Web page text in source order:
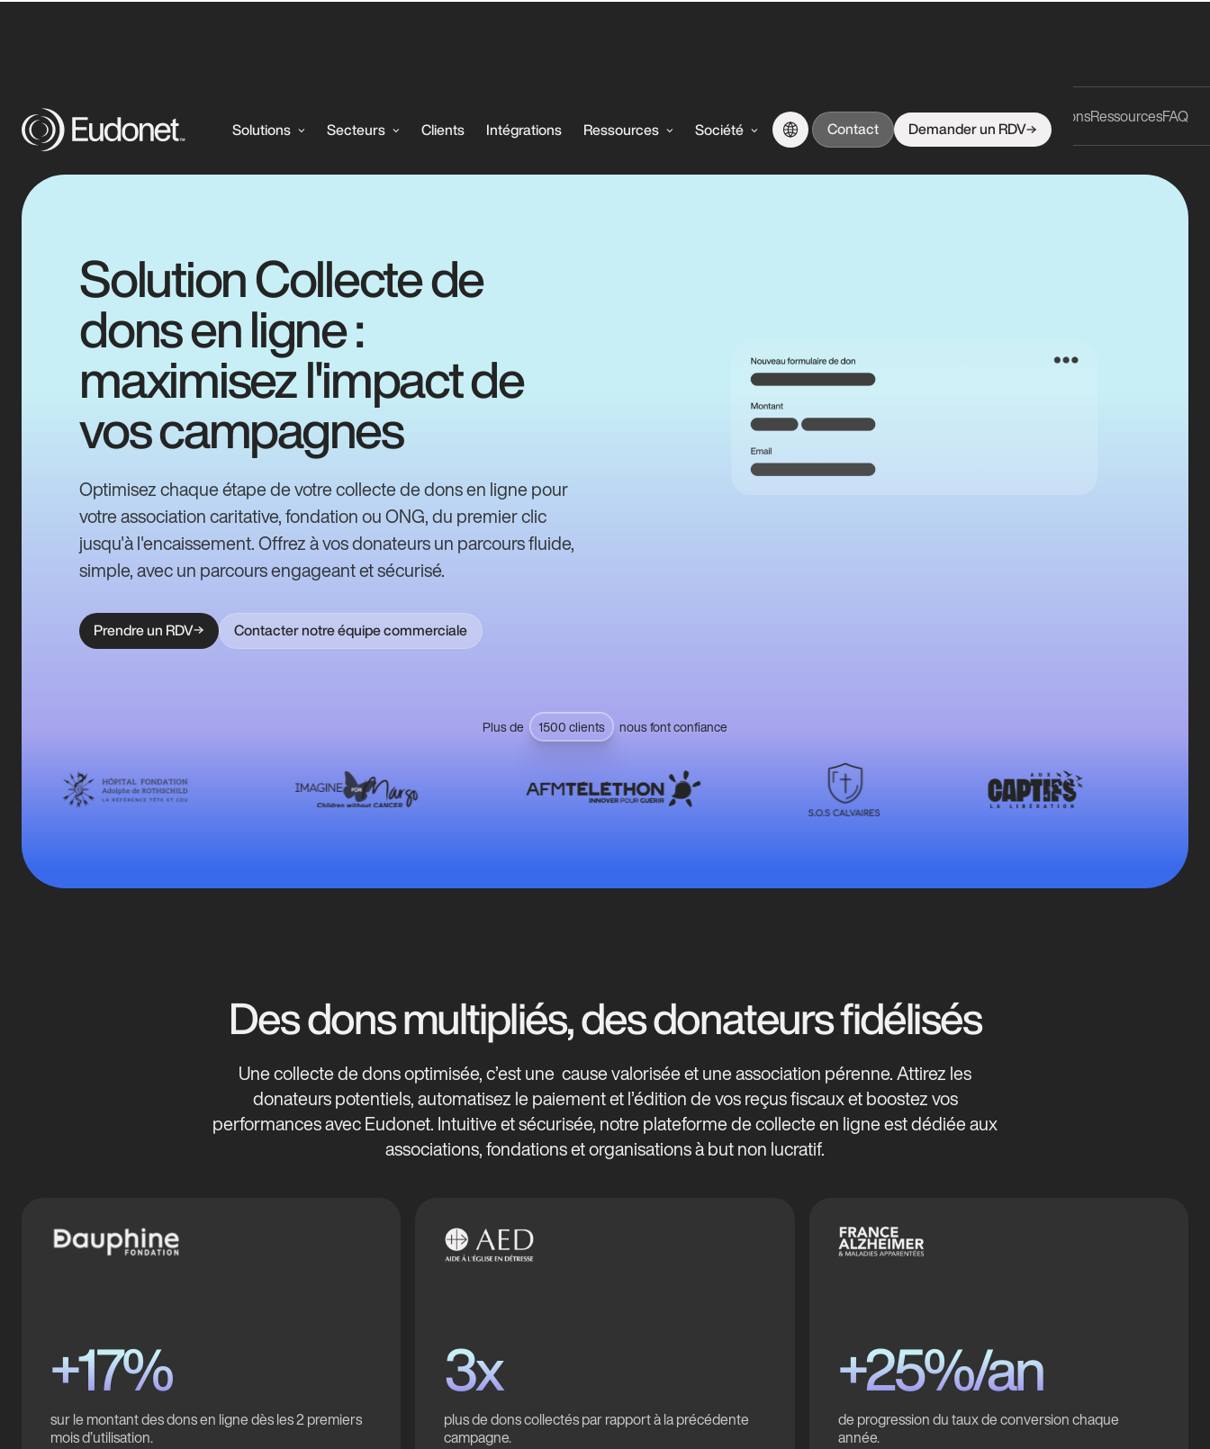
Solutions Secteurs Clients Intégrations Ressources Société Contact Demander un RDV
Collecte de dons en ligne BénéficesFonctionnalitésIntégrationsRessourcesFAQ
Solution Collecte de
dons en ligne :
maximisez l'impact de
vos campagnes
Optimisez chaque étape de votre collecte de dons en ligne pour
votre association caritative, fondation ou ONG, du premier clic
jusqu'à l'encaissement. Offrez à vos donateurs un parcours fluide,
simple, avec un parcours engageant et sécurisé.
Prendre un RDV Contacter notre équipe commerciale
Plus de 1500 clients nous font confiance
Des dons multipliés, des donateurs fidélisés
Une collecte de dons optimisée, c’est une cause valorisée et une association pérenne. Attirez les
donateurs potentiels, automatisez le paiement et l’édition de vos reçus fiscaux et boostez vos
performances avec Eudonet. Intuitive et sécurisée, notre plateforme de collecte en ligne est dédiée aux
associations, fondations et organisations à but non lucratif.
+17%
sur le montant des dons en ligne dès les 2 premiers
mois d’utilisation.
3x
plus de dons collectés par rapport à la précédente
campagne.
+25%/an
de progression du taux de conversion chaque
année.